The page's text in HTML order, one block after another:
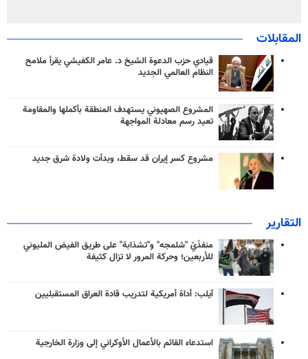
المقابلات
قيادي حزب الدعوة الشيخ د. عامر الكفيشي يقرأ ملامح
النظام العالمي الجديد
المشروع الصهيوني يستهدف المنطقة بأكملها والمقاومة
تعيد رسم معادلة المواجهة
مشروع كسر إيران قد سقط، وبدأت ولادة شرق جديد
التقارير
منفذَيّ "شلمجه" و"تشذابة" على طريق الفيض المليوني
للأربعين؛ وحركة المرور لا تزال كثيفة
آيلب: أداة أمريكية لتدريب قادة العراق المستقبليين
استدعاء القائم بالأعمال الأوكراني إلى وزارة الخارجية